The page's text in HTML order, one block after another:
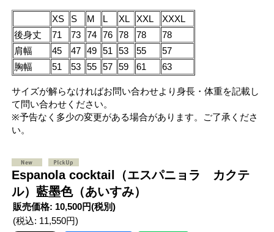
XS S M L XL XXL
XXXL
後身丈
71 73 74 76 78 78
78
肩幅
45 47 49 51 53 55
57
胸幅
51 53 55 57 59 61 63
サイズが解らなければお問い合わせより身長・体重を記載し
て問い合わせください。
※予告なく多少の変更がある場合があります。ご了承くださ
い。
Espanola cocktail（エスパニョラ カクテ
ル）藍墨色（あいすみ）
販売価格: 10,500円(税別)
(税込: 11,550円)